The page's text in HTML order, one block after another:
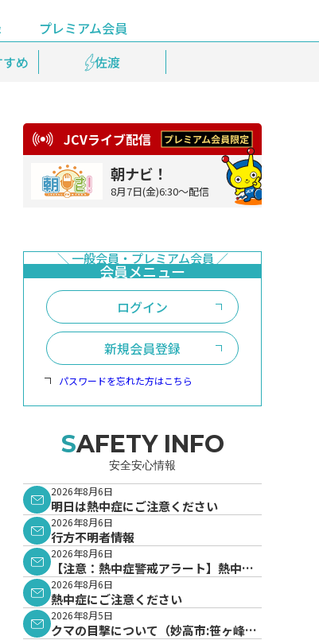
め 佐渡
鉄道情報
プレミアム会員
JCVライブ配信
朝ナビ！
8月7日(金)6:30～配信
ログイン
新規会員登録
パスワードを忘れた方はこちら
SAFETY INFO
安全安心情報
2026年8月6日
明日は熱中症にご注意ください
2026年8月6日
行方不明者情報
2026年8月6日
【注意：熱中症警戒アラート】熱中症
警戒アラートが発表されています。
2026年8月6日
熱中症にご注意ください
2026年8月5日
クマの目撃について（妙高市:笹ヶ峰地